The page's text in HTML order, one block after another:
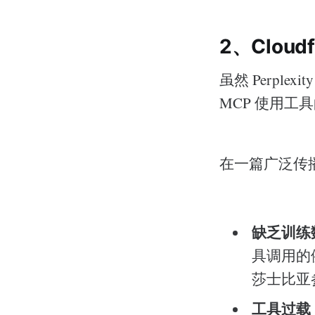
2、
虽然
MCP 使用工
在一篇广泛传
缺乏训
具调用
莎士比
工具过